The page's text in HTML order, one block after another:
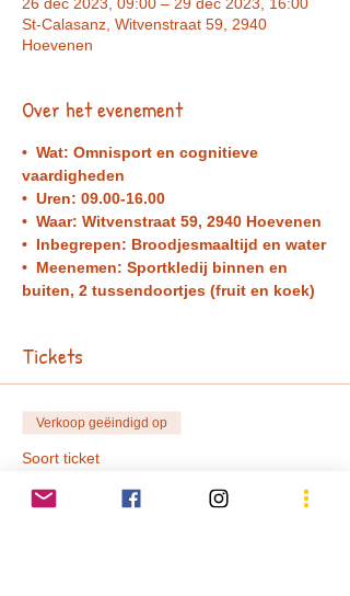
St-Calasanz, Witvenstraat 59, 2940
Hoevenen
Over het evenement
•  Wat: Omnisport en cognitieve
vaardigheden
•  Uren: 09.00-16.00
•  Waar: Witvenstraat 59, 2940 Hoevenen
•  Inbegrepen: Broodjesmaaltijd en water
•  Meenemen: Sportkledij binnen en
buiten, 2 tussendoortjes (fruit en koek)
Tickets
Verkoop geëindigd op
Soort ticket
Tickets kerstkamp 2023